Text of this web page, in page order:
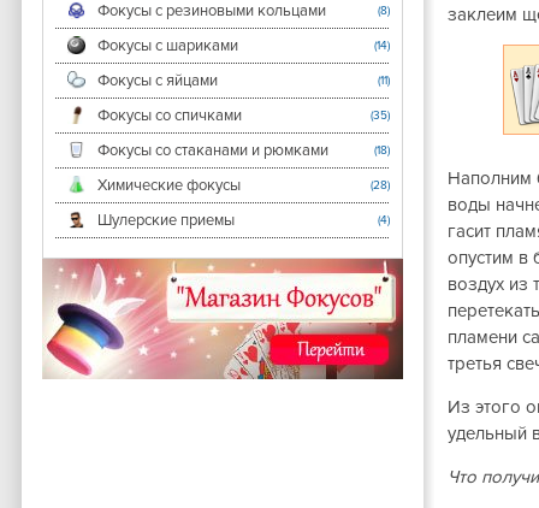
Фокусы с резиновыми кольцами (8)
Фокусы с шариками (14)
Фокусы с яйцами (11)
Фокусы со спичками (35)
Фокусы со стаканами и рюмками (18)
Химические фокусы (28)
Шулерские приемы (4)
заклеим
Наполним
воды
гасит
опустим в
воздух из
пламени
третья
Из этого
удельный
Что